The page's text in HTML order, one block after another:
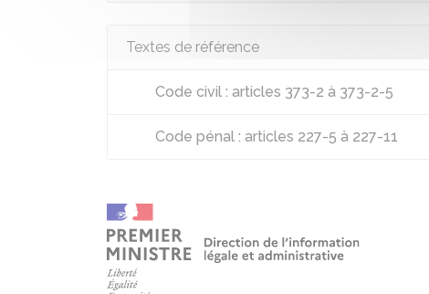
Textes de référence
Code civil : articles 373-2 à 373-2-5
Code pénal : articles 227-5 à 227-11